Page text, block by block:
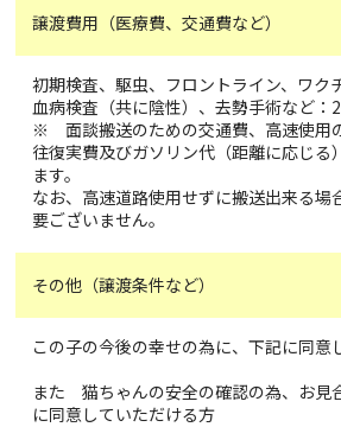
譲渡費用（医療費、交通費など）
初期検査、駆虫、フロントライン、ワク
血病検査（共に陰性）、去勢手術など：
※ 面談搬送のための交通費、高速使用
往復実費及びガソリン代（距離に応じる
ます。
なお、高速道路使用せずに搬送出来る場
要ございません。
その他（譲渡条件など）
この子の今後の幸せの為に、下記に同意
また 猫ちゃんの安全の確認の為、お見
に同意していただける方